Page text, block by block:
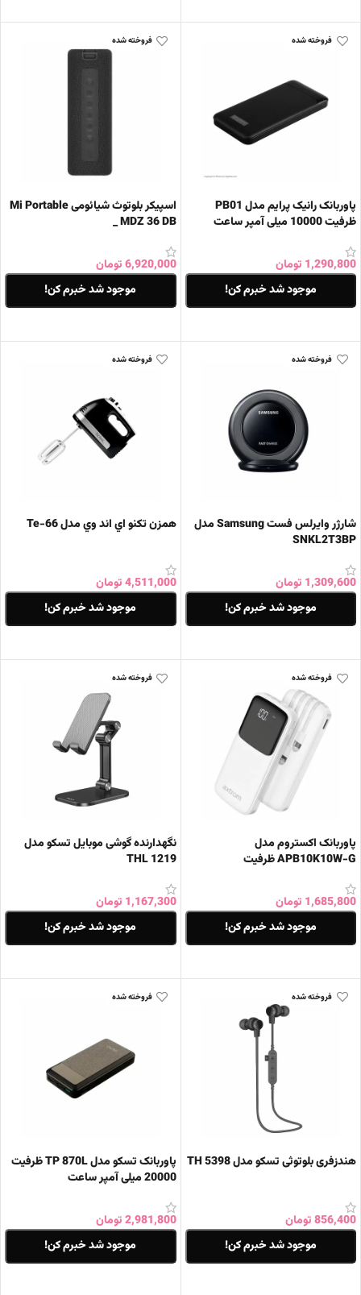
فروخته شده
پاوربانک رانیک پرایم مدل PB01
ظرفیت 10000 میلی آمپر ساعت
1,290,800 تومان
موجود شد خبرم کن!
فروخته شده
اسپیکر بلوتوث شیائومی Mi Portable
_ MDZ 36 DB
6,920,000تومان
موجود شد خبرم کن!
فروخته شده
شارژر وایرلس فست Samsung مدل
SNKL2T3BP
1,309,600 تومان
موجود شد خبرم کن!
فروخته شده
همزن تکنو اي اند وي مدل Te-66
4,511,000تومان
موجود شد خبرم کن!
فروخته شده
پاوربانک اکستروم مدل
APB10K10W-G ظرفیت
1,685,800 تومان
موجود شد خبرم کن!
فروخته شده
نگهدارنده گوشی موبایل تسکو مدل
THL 1219
1,167,300 تومان
موجود شد خبرم کن!
فروخته شده
هندزفری بلوتوثی تسکو مدل TH 5398
856,400تومان
موجود شد خبرم کن!
فروخته شده
پاوربانک تسکو مدل TP 870L ظرفیت
20000 میلی آمپر ساعت
2,981,800تومان
موجود شد خبرم کن!